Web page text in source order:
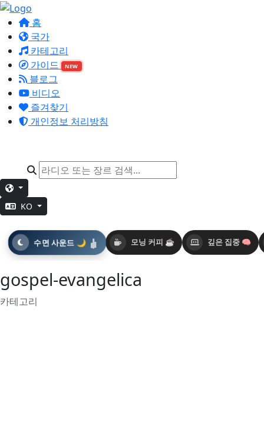
홈
국가
카테고리
가이드
NEW
블로그
비디오
즐겨찾기
개인정보 처리방침
KO
모닝 커피 ☕ 깊은 집중 🧠
수면 사운드 🌙
gospel-evangelica
카테고리